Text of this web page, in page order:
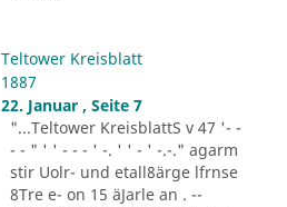
Teltower Kreisblatt
1887
22. Januar , Seite 7
"...Teltower KreisblattS v 47 '- -
- - " ' ' - - - ' -. ' ' - ' -.-." agarm
stir Uolr- und etall8ärge lfrnse
8Tre e- on 15 äJarle an . --